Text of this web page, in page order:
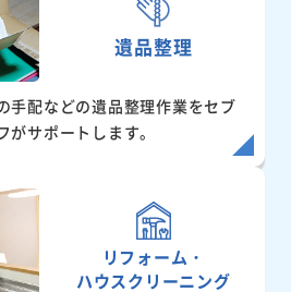
遺品整理
手配などの遺品整理作業をセブ
サポートします。
リフォーム・
ハウスクリーニング